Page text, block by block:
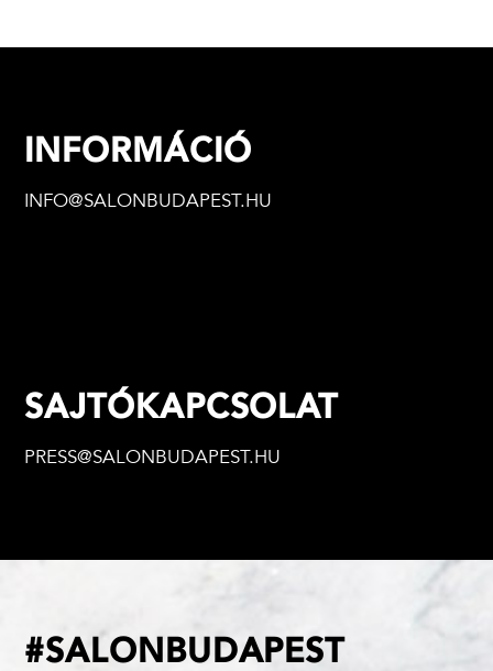
INFORMÁCIÓ
INFO@SALONBUDAPEST.HU
SAJTÓKAPCSOLAT
PRESS@SALONBUDAPEST.HU
#SALONBUDAPEST